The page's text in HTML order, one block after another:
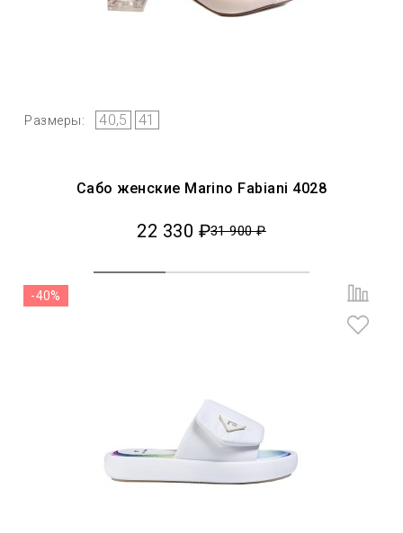
Размеры: 40,5 41
Сабо женские Marino Fabiani 4028
22 330 ₽31 900 ₽
-40%